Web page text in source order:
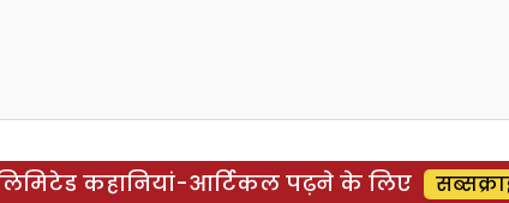
कहानियां-आर्टिकल पढ़ने के लिए